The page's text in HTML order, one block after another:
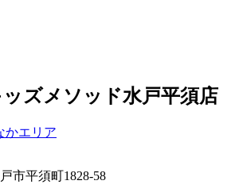
ズメソッド水戸平須店
かエリア
市平須町1828-58